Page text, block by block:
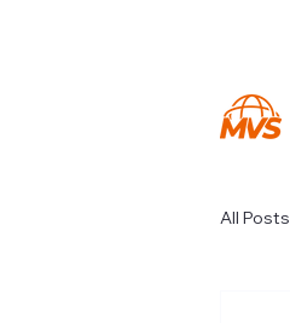
All Posts